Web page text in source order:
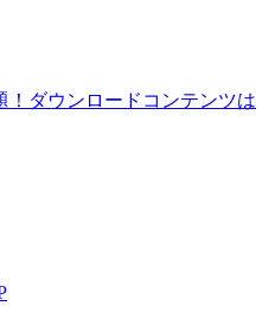
！ダウンロードコンテンツは